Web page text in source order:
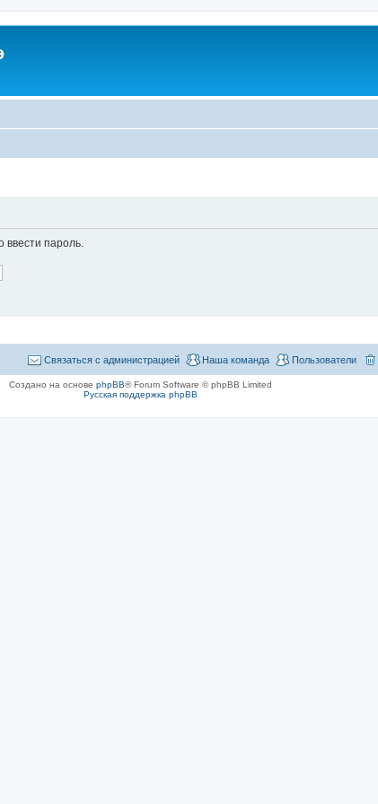
пароль.
Пользователи
Наша команда
Связаться с администрацией
Создано на основе phpBB® Forum Software © phpBB Limited
Русская поддержка phpBB